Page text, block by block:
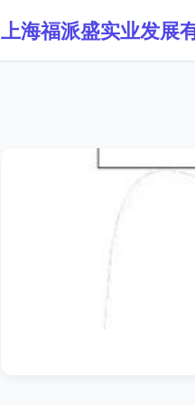
上海福派盛实业发展